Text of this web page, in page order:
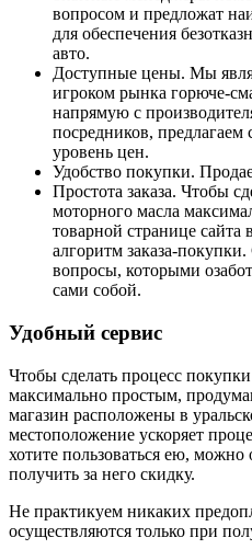
вопросом и предложат
для обеспечения
авто.
Доступные цены. Мы
игроком рынка горюче-
напрямую с
посредников, предлагаем
уровень цен.
Удобство покупки.
Простота заказа. Чтобы
моторного масла
товарной странице
алгоритм заказа-
вопросы, которыми
сами собой.
Удобный сервис
Чтобы сделать процесс
максимально простым,
магазин расположены в
местоположение ускоряет
хотите пользоваться ею,
получить за него скидку.
Не практикуем никаких
осуществляются только при